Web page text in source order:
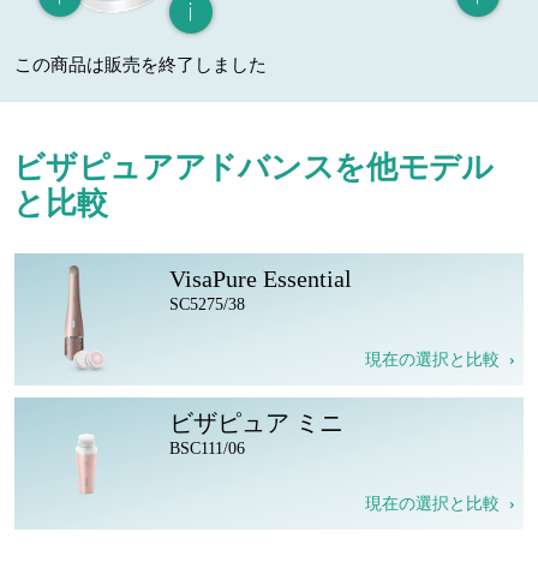
この商品は販売を終了しました
ビザピュアアドバンスを他モデル
と比較
VisaPure Essential
SC5275/38
現在の選択と比較
ビザピュア ミニ
BSC111/06
現在の選択と比較